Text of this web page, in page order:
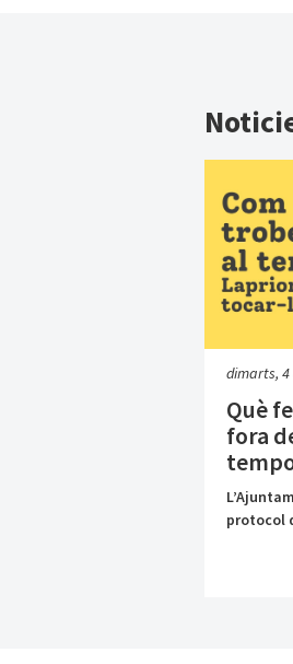
dimarts, 4
Què
fora
protocol